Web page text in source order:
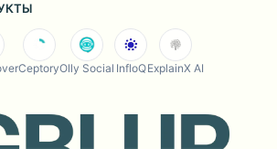
CeptoryOlly Social InfloQExplainX AI